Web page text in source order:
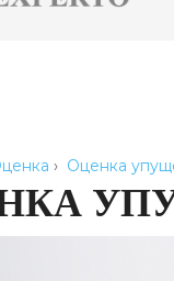
› Оценка